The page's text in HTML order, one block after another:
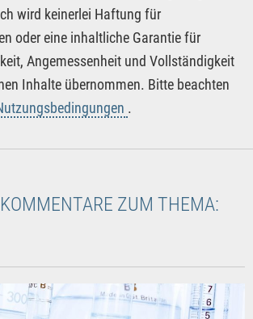
wird keinerlei Haftung für
oder eine inhaltliche Garantie für
Angemessenheit und Vollständigkeit
Inhalte übernommen. Bitte beachten
.
ZUM THEMA: